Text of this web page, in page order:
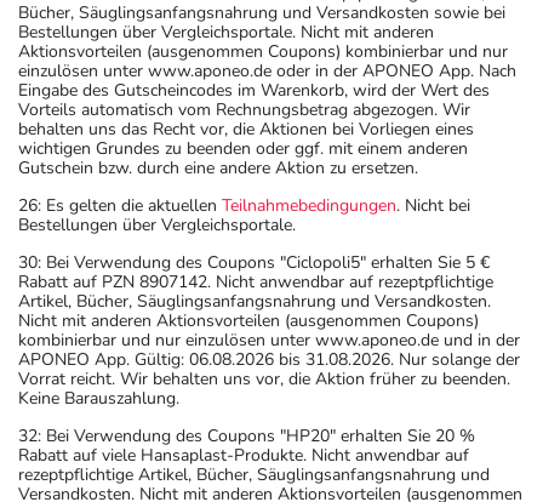
Bücher, Säuglingsanfangsnahrung und Versandkosten sowie bei
Bestellungen über Vergleichsportale. Nicht mit anderen
Aktionsvorteilen (ausgenommen Coupons) kombinierbar und nur
einzulösen unter www.aponeo.de oder in der APONEO App. Nach
Eingabe des Gutscheincodes im Warenkorb, wird der Wert des
Vorteils automatisch vom Rechnungsbetrag abgezogen. Wir
behalten uns das Recht vor, die Aktionen bei Vorliegen eines
wichtigen Grundes zu beenden oder ggf. mit einem anderen
Gutschein bzw. durch eine andere Aktion zu ersetzen.
26: Es gelten die aktuellen Teilnahmebedingungen. Nicht bei
Bestellungen über Vergleichsportale.
30: Bei Verwendung des Coupons "Ciclopoli5" erhalten Sie 5 €
Rabatt auf PZN 8907142. Nicht anwendbar auf rezeptpflichtige
Artikel, Bücher, Säuglingsanfangsnahrung und Versandkosten.
Nicht mit anderen Aktionsvorteilen (ausgenommen Coupons)
kombinierbar und nur einzulösen unter www.aponeo.de und in der
APONEO App. Gültig: 06.08.2026 bis 31.08.2026. Nur solange der
Vorrat reicht. Wir behalten uns vor, die Aktion früher zu beenden.
Keine Barauszahlung.
32: Bei Verwendung des Coupons "HP20" erhalten Sie 20 %
Rabatt auf viele Hansaplast-Produkte. Nicht anwendbar auf
rezeptpflichtige Artikel, Bücher, Säuglingsanfangsnahrung und
Versandkosten. Nicht mit anderen Aktionsvorteilen (ausgenommen